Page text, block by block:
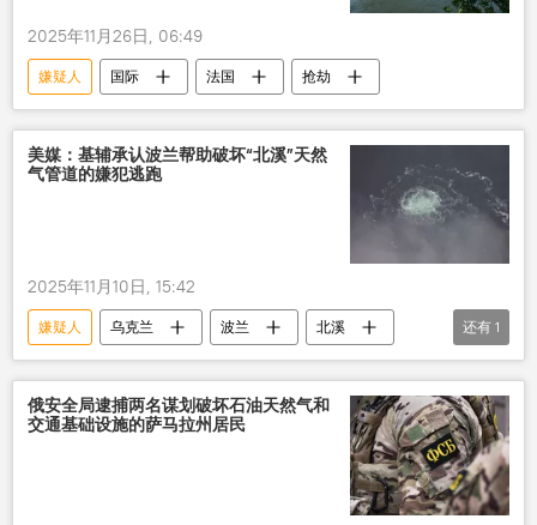
2025年11月26日, 06:49
嫌疑人 国际 法国 抢劫
美媒：基辅承认波兰帮助破坏“北溪”天然
气管道的嫌犯逃跑
2025年11月10日, 15:42
嫌疑人 乌克兰 波兰
北溪
爆炸
还有 1
俄安全局逮捕两名谋划破坏石油天然气和
交通基础设施的萨马拉州居民